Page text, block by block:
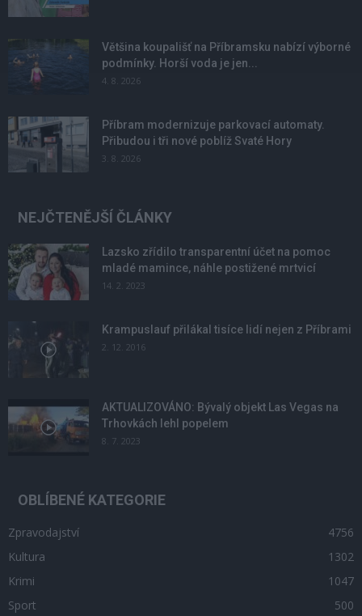
Většina koupališť na Příbramsku nabízí výborné
podmínky. Horší voda je jen...
4. 8. 2026
Příbram modernizuje parkovací automaty.
Přibudou i tři nové poblíž Svaté Hory
3. 8. 2026
NEJČTENĚJŠÍ ČLÁNKY
Lazsko zřídilo transparentní účet na pomoc
mladé mamince, náhle postižené mrtvicí
14. 2. 2023
Krampuslauf přilákal tisíce lidí nejen z Příbrami
2. 12. 2016
AKTUALIZOVÁNO: Bývalý objekt Las Vegas na
Trhovkách lehl popelem
8. 7. 2023
OBLÍBENÉ KATEGORIE
Zpravodajství
4756
Kultura
1302
Krimi
1047
Sport
500